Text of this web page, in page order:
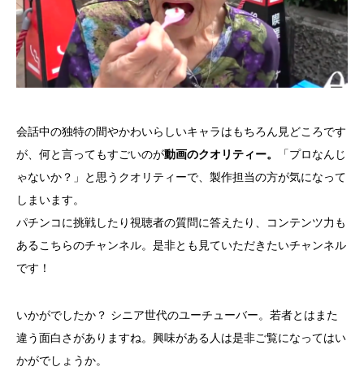
会話中の独特の間やかわいらしいキャラはもちろん見どころです
が、何と言ってもすごいのが動画のクオリティー。
「プロなんじ
ゃないか？」と思うクオリティーで、製作担当の方が気になって
しまいます。
パチンコに挑戦したり視聴者の質問に答えたり、コンテンツ力も
あるこちらのチャンネル。是非とも見ていただきたいチャンネル
です！
いかがでしたか？ シニア世代のユーチューバー。若者とはまた
違う面白さがありますね。興味がある人は是非ご覧になってはい
かがでしょうか。